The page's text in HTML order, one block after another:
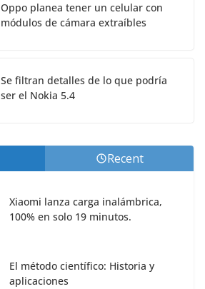
Oppo planea tener un celular con
módulos de cámara extraíbles
Se filtran detalles de lo que podría
ser el Nokia 5.4
Recent
Xiaomi lanza carga inalámbrica,
100% en solo 19 minutos.
El método científico: Historia y
aplicaciones